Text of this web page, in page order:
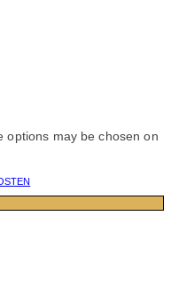
options may be chosen on